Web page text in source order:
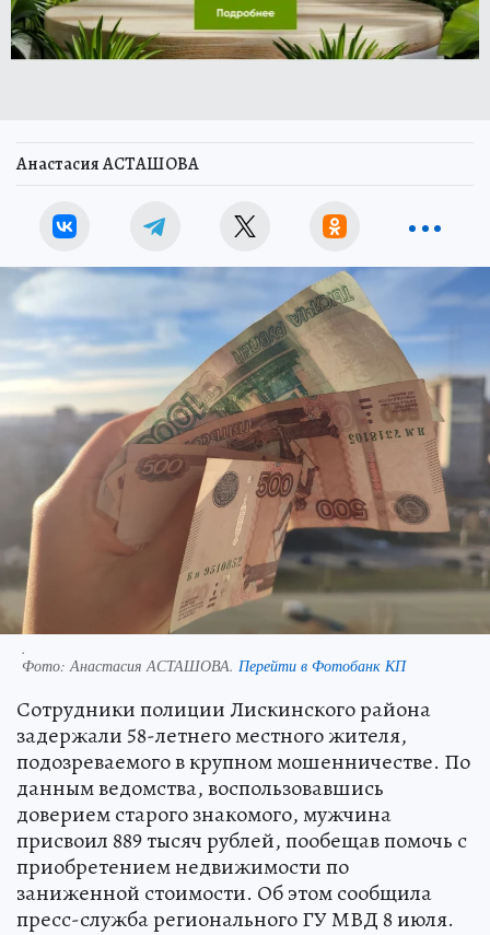
Анастасия АСТАШОВА
.
Фото:Анастасия АСТАШОВА. Перейти в Фотобанк КП
Сотрудники полиции Лискинского района
задержали 58-летнего местного жителя,
подозреваемого в крупном мошенничестве. По
данным ведомства, воспользовавшись
доверием старого знакомого, мужчина
присвоил 889 тысяч рублей, пообещав помочь с
приобретением недвижимости по
заниженной стоимости. Об этом сообщила
пресс-служба регионального ГУ МВД 8 июля.